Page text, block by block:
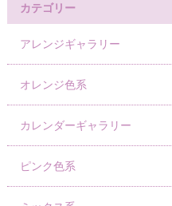
カテゴリー
アレンジギャラリー
オレンジ色系
カレンダーギャラリー
ピンク色系